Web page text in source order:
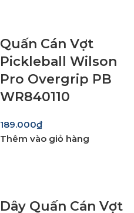
Quấn Cán Vợt
Pickleball Wilson
Pro Overgrip PB
WR840110
189.000₫
Thêm vào giỏ hàng
Dây Quấn Cán Vợt